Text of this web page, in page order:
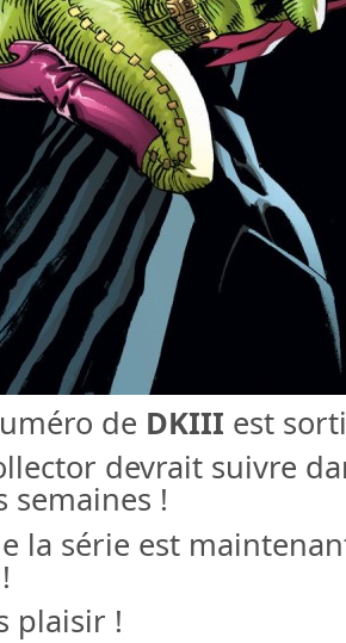
de DKIII est
devrait suivre
semaines !
la série est
plaisir !